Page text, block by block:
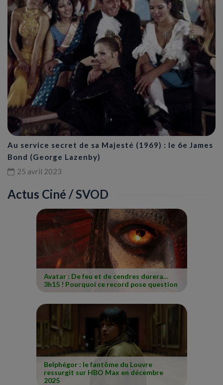
Au service secret de sa Majesté (1969) : le 6e James
Bond (George Lazenby)
25 avril 2023
Actus Ciné / SVOD
Avatar : De feu et de cendres durera…
3h15 ! Pourquoi ce record pose question
Belphégor : le fantôme du Louvre
ressurgit sur HBO Max en décembre
2025